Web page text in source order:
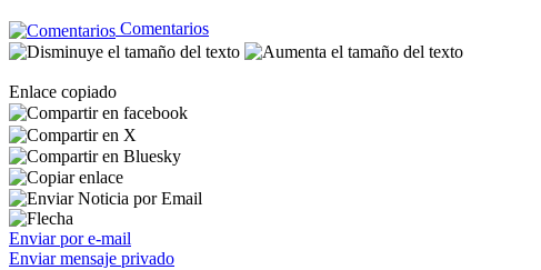
Comentarios
Enlace copiado
Enviar por e-mail
Enviar mensaje privado